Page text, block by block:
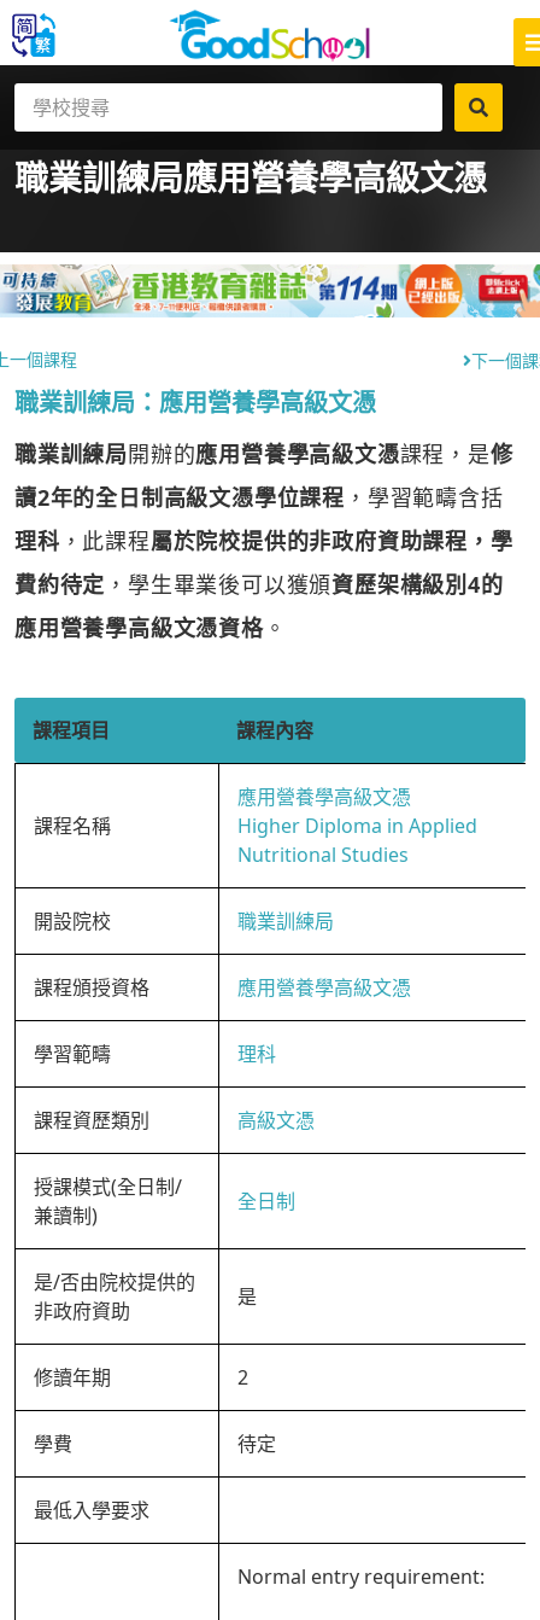
職業訓練局應用營養學高級文憑
一個課程 下一個
職業訓練局：應用營養學高級文憑
職業訓練局開辦的應用營養學高級文憑課程，是修
讀2年的全日制高級文憑學位課程 ，學習範疇含括
理科 ，此課程屬於院校提供的非政府資助課程，學
費約待定 ，學生畢業後可以獲頒資歷架構級別4的
應用營養學高級文憑資格。
課程項目 課程內容
課程名稱
應用營養學高級文憑
Higher Diploma in Applied
Nutritional Studies
開設院校 職業訓練局
課程頒授資格 應用營養學高級文憑
學習範疇 理科
課程資歷類別 高級文憑
授課模式(全日制/
兼讀制)
全日制
是/否由院校提供的
非政府資助
是
修讀年期 2
學費 待定
最低入學要求
Normal entry requirement: